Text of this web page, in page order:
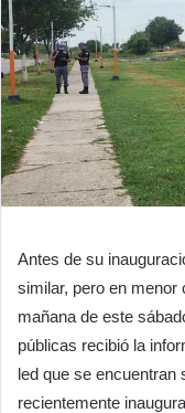
Antes de su
similar, pero en menor
mañana de este
públicas recibió la
led que se encuentran
recientemente